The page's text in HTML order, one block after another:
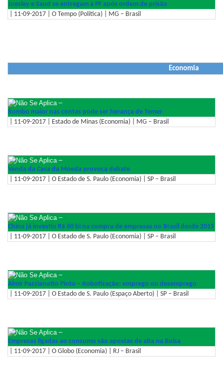
Joesley e Saud se entregam à PF após ordem de prisão
| 11-09-2017 | O Tempo (Política) | MG – Brasil
Economia
–
Rombo maior nas contas pode ser herança de Temer
| 11-09-2017 | Estado de Minas (Economia) | MG – Brasil
–
Venda da Casa da Moeda provoca debate
| 11-09-2017 | O Estado de S. Paulo (Economia) | SP – Brasil
–
China já investiu R$ 60 bi na compra de empresas no Brasil desde 2015
| 11-09-2017 | O Estado de S. Paulo (Economia) | SP – Brasil
–
Almir Pazzianotto Pinto – Robotização: emprego ou desemprego
| 11-09-2017 | O Estado de S. Paulo (Espaço Aberto) | SP – Brasil
–
Empresas ligadas ao consumo são apostas de alta na Bolsa
| 11-09-2017 | O Globo (Economia) | RJ – Brasil